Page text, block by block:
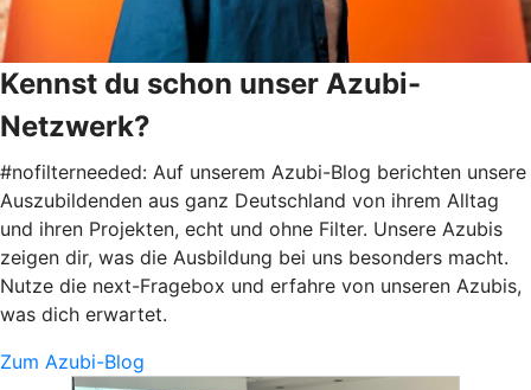
Kennst du schon unser Azubi-
Netzwerk?
#nofilterneeded: Auf unserem Azubi-Blog berichten unsere
Auszubildenden aus ganz Deutschland von ihrem Alltag
und ihren Projekten, echt und ohne Filter. Unsere Azubis
zeigen dir, was die Ausbildung bei uns besonders macht.
Nutze die next-Fragebox und erfahre von unseren Azubis,
was dich erwartet.
Zum Azubi-Blog